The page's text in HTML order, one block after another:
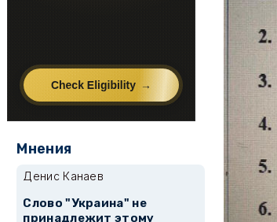
Мнения
Денис Канаев
Слово "Украина" не
принадлежит этому